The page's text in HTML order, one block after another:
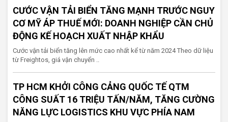
CƯỚC VẬN TẢI BIỂN TĂNG MẠNH TRƯỚC NGUY
CƠ MỸ ÁP THUẾ MỚI: DOANH NGHIỆP CẦN CHỦ
ĐỘNG KẾ HOẠCH XUẤT NHẬP KHẨU
Cước vận tải biển tăng lên mức cao nhất kể từ năm 2024 Theo dữ liệu
từ Freightos, giá vận chuyển ..
TP HCM KHỞI CÔNG CẢNG QUỐC TẾ QTM
CÔNG SUẤT 16 TRIỆU TẤN/NĂM, TĂNG CƯỜNG
NĂNG LỰC LOGISTICS KHU VỰC PHÍA NAM